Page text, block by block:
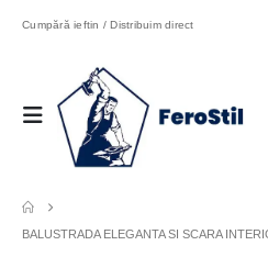
Cumpără ieftin / Distribuim direct
BALUSTRADA ELEGANTA SI SCARA